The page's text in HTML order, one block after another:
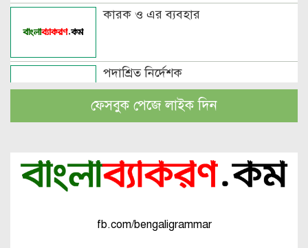
কারক ও এর ব্যবহার
পদাশ্রিত নির্দেশক
পুরুষবাচক শব্দের শেষে প্রত্যয় যোগে লিঙ্গ
ফেসবুক পেজে লাইক দিন
fb.com/bengaligrammar